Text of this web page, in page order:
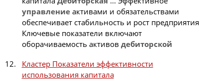
управлениеактивами и обязательствами
обеспечивает стабильность и рост предприятия
Ключевые показатели включают
оборачиваемость активов дебиторской
Кластер Показатели эффективности
использования капитала